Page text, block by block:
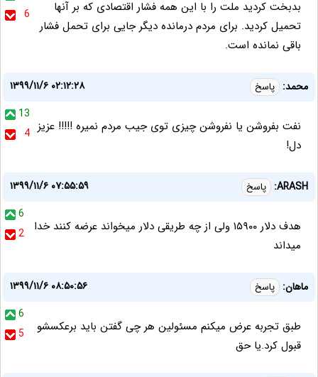
6
بدبخت کردید ملت را با این همه فشار اقتصادی که بر آنها
تحمیل کردید. برای مردم درمانده دیگر جایی برای تحمل فشار
باقی نمانده است.
محمد: پاسخ
۱۳۹۹/۱۱/۶ ۰۲:۱۲:۲۸
13
4 نفت بفروشن یا نفروشن چیزی توی جیب مردم نمیره !!!!! عزیز
دل!
ARASH: پاسخ
۱۳۹۹/۱۱/۶ ۰۷:۵۵:۵۹
6
2
هدف دلار ۱۵۹۰۰ ولی از چه طریقی دلار میخواند عرضه کنند خدا
میداند
ماهان: پاسخ
۱۳۹۹/۱۱/۶ ۰۸:۵۰:۵۶
6
5
طبق تجربه عرض میکنم مسئولین هر چی گفتن باید برعکسشو
قبول کرد.یا حق